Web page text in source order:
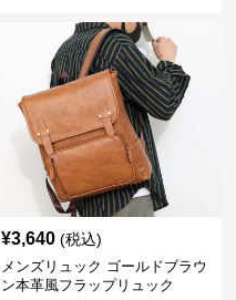
¥3,640 (税込)
メンズリュック ゴールドブラウ
ン本革風フラップリュック